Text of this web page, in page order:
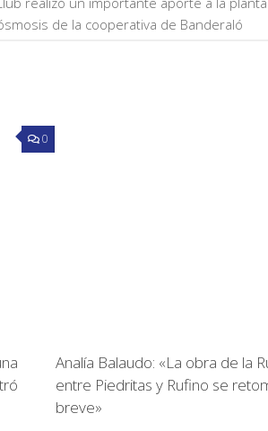
de la cooperativa de Banderaló
0
Analía Balaudo: «La obra de la
entre Piedritas y Rufino se
breve»